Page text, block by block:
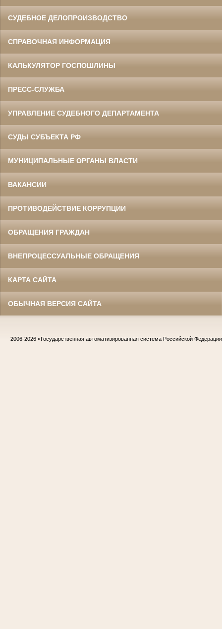
СУДЕБНОЕ ДЕЛОПРОИЗВОДСТВО
СПРАВОЧНАЯ ИНФОРМАЦИЯ
КАЛЬКУЛЯТОР ГОСПОШЛИНЫ
ПРЕСС-СЛУЖБА
УПРАВЛЕНИЕ СУДЕБНОГО ДЕПАРТАМЕНТА
СУДЫ СУБЪЕКТА РФ
МУНИЦИПАЛЬНЫЕ ОРГАНЫ ВЛАСТИ
ВАКАНСИИ
ПРОТИВОДЕЙСТВИЕ КОРРУПЦИИ
ОБРАЩЕНИЯ ГРАЖДАН
ВНЕПРОЦЕССУАЛЬНЫЕ ОБРАЩЕНИЯ
КАРТА САЙТА
ОБЫЧНАЯ ВЕРСИЯ САЙТА
2006-2026 «Государственная автоматизированная система Российской